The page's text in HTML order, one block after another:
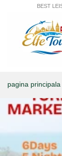
BEST
pagina principala